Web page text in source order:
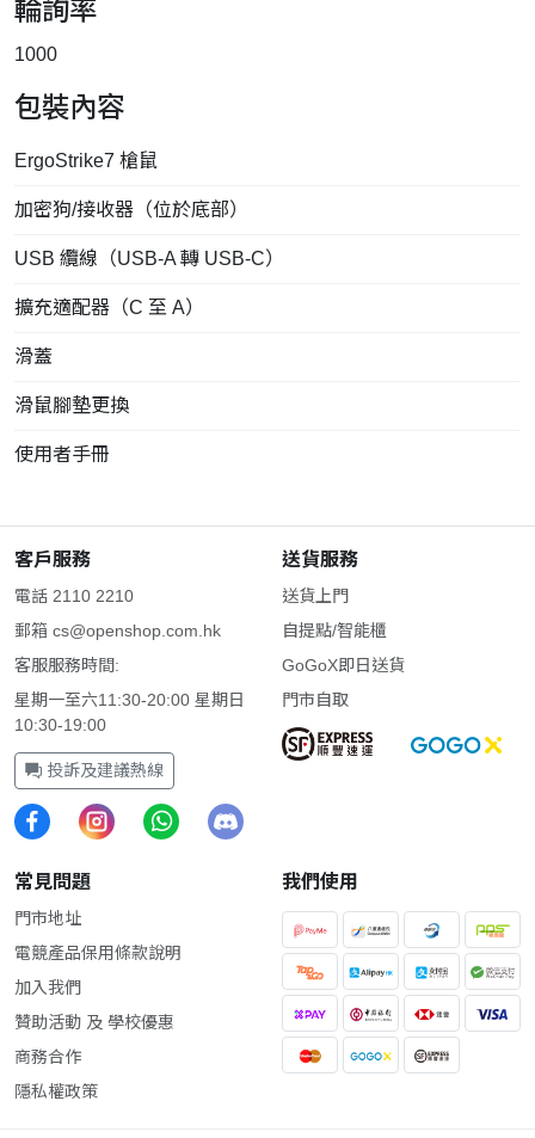
輪詢率
1000
包裝內容
ErgoStrike7 槍鼠
加密狗/接收器（位於底部）
USB 纜線（USB-A 轉 USB-C）
擴充適配器（C 至 A）
滑蓋
滑鼠腳墊更換
使用者手冊
客戶服務
電話 2110 2210
郵箱 cs@openshop.com.hk
客服服務時間:
星期一至六11:30-20:00 星期日
10:30-19:00
投訴及建議熱線
送貨服務
送貨上門
自提點/智能櫃
GoGoX即日送貨
門市自取
常見問題
門市地址
電競產品保用條款說明
加入我們
贊助活動 及 學校優惠
商務合作
隱私權政策
我們使用